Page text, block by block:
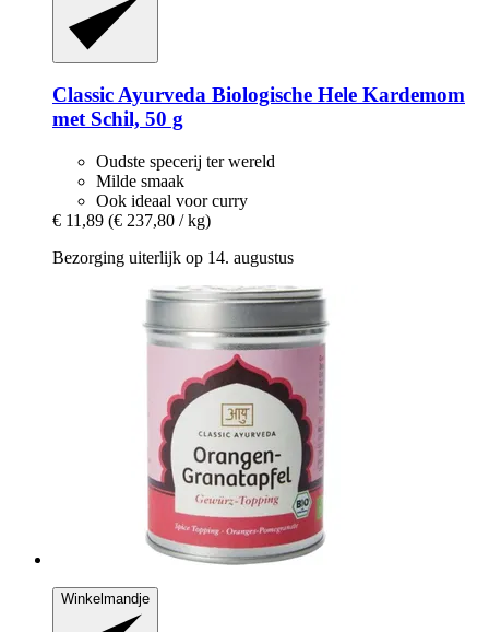
Classic Ayurveda Biologische Hele Kardemom
met Schil, 50 g
Oudste specerij ter wereld
Milde smaak
Ook ideaal voor curry
€ 11,89 (€ 237,80 / kg)
Bezorging uiterlijk op 14. augustus
Winkelmandje